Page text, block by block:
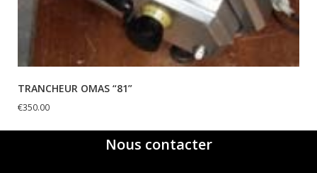
TRANCHEUR OMAS “81”
€350.00
Nous contacter